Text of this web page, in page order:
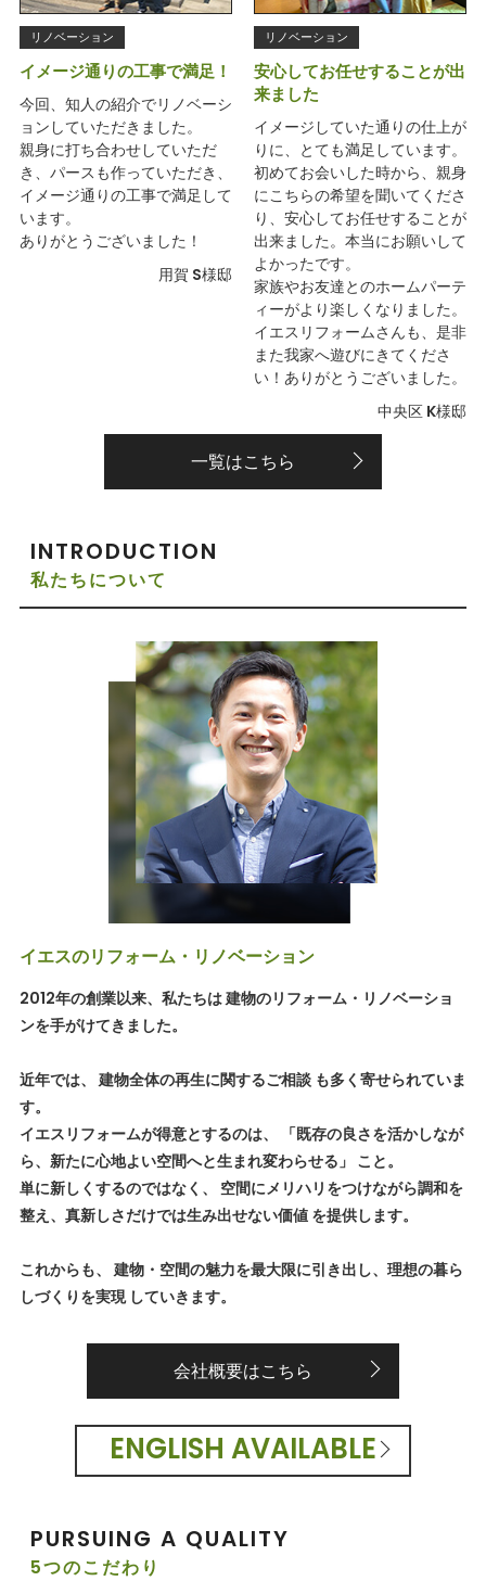
リノベーション
イメージ通りの工事で満足！
今回、知人の紹介でリノベーシ
ョンしていただきました。
親身に打ち合わせしていただ
き、パースも作っていただき、
イメージ通りの工事で満足して
います。
ありがとうございました！
用賀 S様邸
リノベーション
安心してお任せすることが出
来ました
イメージしていた通りの仕上が
りに、とても満足しています。
初めてお会いした時から、親身
にこちらの希望を聞いてくださ
り、安心してお任せすることが
出来ました。本当にお願いして
よかったです。
家族やお友達とのホームパーテ
ィーがより楽しくなりました。
イエスリフォームさんも、是非
また我家へ遊びにきてくださ
い！ありがとうございました。
中央区 K様邸
一覧はこちら
INTRODUCTION
私たちについて
イエスのリフォーム・リノベーション
2012年の創業以来、私たちは 建物のリフォーム・リノベーショ
ンを手がけてきました。
近年では、 建物全体の再生に関するご相談 も多く寄せられていま
す。
イエスリフォームが得意とするのは、 「既存の良さを活かしなが
ら、新たに心地よい空間へと生まれ変わらせる」 こと。
単に新しくするのではなく、 空間にメリハリをつけながら調和を
整え、真新しさだけでは生み出せない価値 を提供します。
これからも、 建物・空間の魅力を最大限に引き出し、理想の暮ら
しづくりを実現 していきます。
会社概要はこちら
ENGLISH AVAILABLE
PURSUING A QUALITY
5つのこだわり